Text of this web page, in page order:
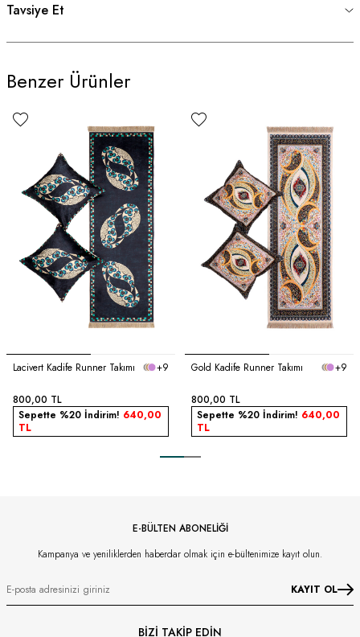
Tavsiye Et
Benzer Ürünler
Lacivert Kadife Runner Takımı +9
800,00 TL
Sepette %20 İndirim! 640,00
TL
Gold Kadife Runner Takımı +9
800,00 TL
Sepette %20 İndirim! 640,00
TL
E-BÜLTEN ABONELİĞİ
Kampanya ve yeniliklerden haberdar olmak için e-bültenimize kayıt olun.
KAYIT OL
BİZİ TAKİP EDİN